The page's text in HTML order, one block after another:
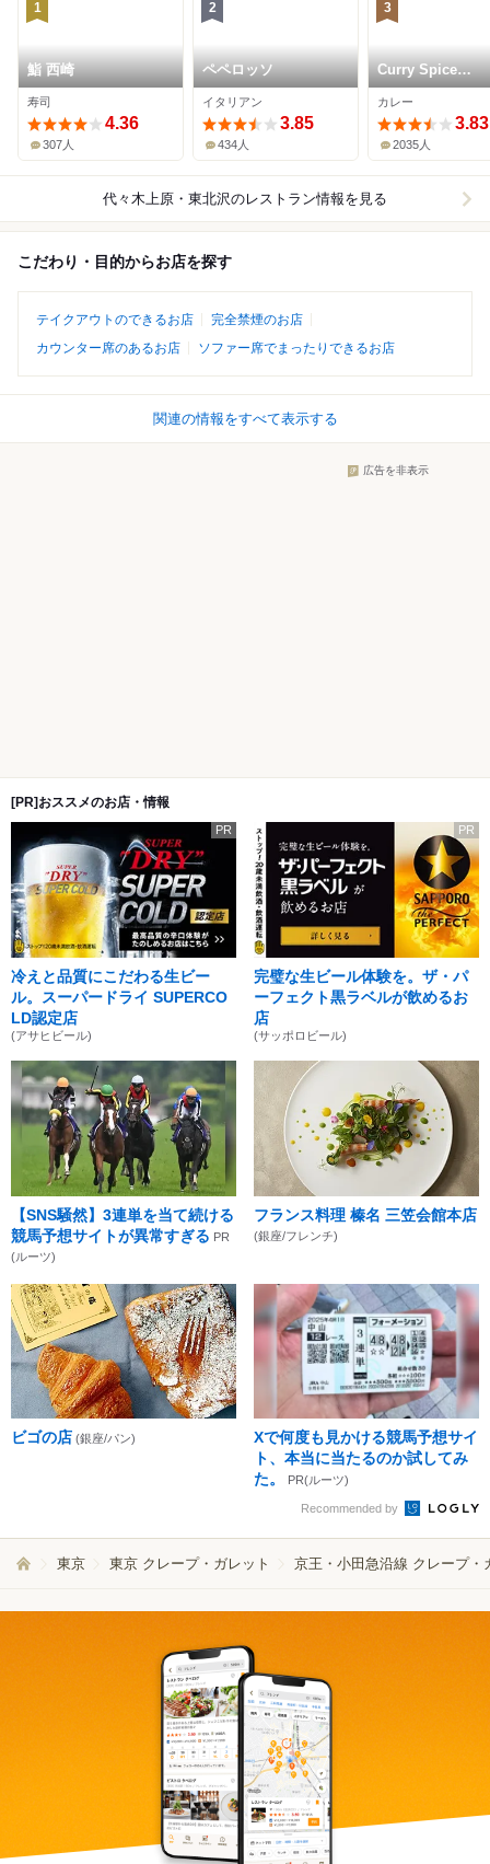
1
鮨 西崎
寿司
4.36
307人
2
ペペロッソ
イタリアン
3.85
434人
3
Curry Spice
Gelateria
カレー
3.83
2035人
代々木上原・東北沢のレストラン情報を見る
こだわり・目的からお店を探す
テイクアウトのできるお店
完全禁煙のお店
カウンター席のあるお店
ソファー席でまったりできるお店
関連の情報をすべて表示する
広告を非表示
[PR]おススメのお店・情報
PR
冷えと品質にこだわる生ビー
ル。スーパードライ SUPERCO
LD認定店
(アサヒビール)
PR
完璧な生ビール体験を。ザ・パ
ーフェクト黒ラベルが飲めるお
店
(サッポロビール)
【SNS騒然】3連単を当て続ける
競馬予想サイトが異常すぎる PR
(ルーツ)
フランス料理 榛名 三笠会館本店
(銀座/フレンチ)
ビゴの店 (銀座/パン)
Xで何度も見かける競馬予想サイ
ト、本当に当たるのか試してみ
た。
PR(ルーツ)
Recommended by
東京 東京 クレープ・ガレット 京王・小田急沿線 クレープ・